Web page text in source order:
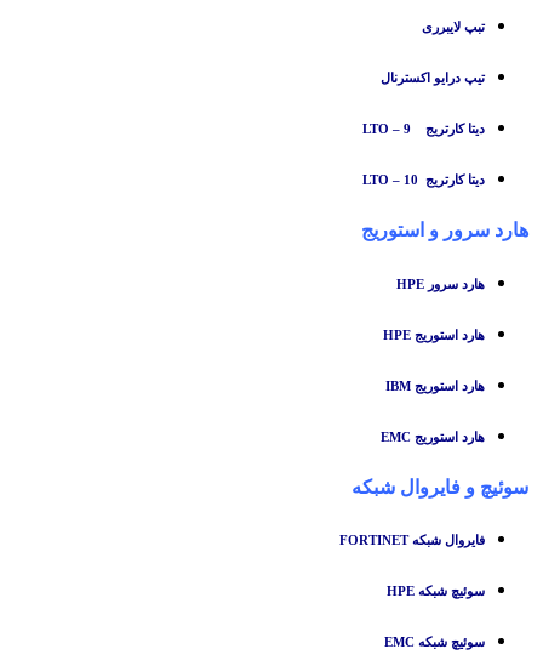
تبپ لایبرری
تیپ درایو اکسترنال
دیتا کارتریج LTO – 9
دیتا کارتریج LTO – 10
هارد سرور و استوریج
هارد سرور HPE
هارد استوریج HPE
هارد استوریج IBM
هارد استوریج EMC
سوئیچ و فایروال شبکه
فایروال شبکه FORTINET
سوئیچ شبکه HPE
سوئیچ شبکه EMC